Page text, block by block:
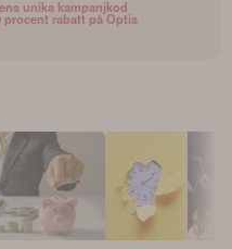
unika kampanjkod
procent rabatt på Optis